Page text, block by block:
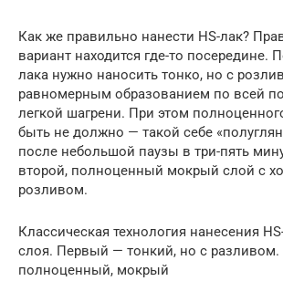
Как же правильно нанести HS-лак?
вариант находится где-то посередине.
лака нужно наносить тонко, но с
равномерным образованием по всей
легкой шагрени. При этом
быть не должно — такой себе
после небольшой паузы в три-пять
второй, полноценный мокрый слой с
розливом.
Классическая технология нанесения
слоя. Первый — тонкий, но с
полноценный, мокрый